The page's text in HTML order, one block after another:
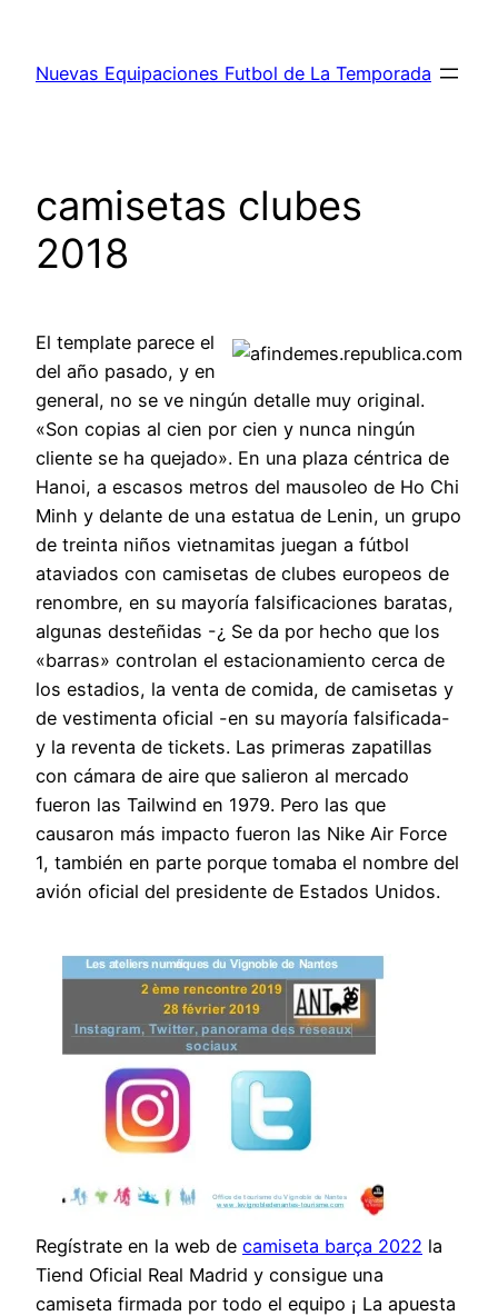
contenido
Nuevas Equipaciones Futbol de La Temporada
camisetas clubes
2018
El template parece el
del año pasado, y en
general, no se ve ningún detalle muy original.
«Son copias al cien por cien y nunca ningún
cliente se ha quejado». En una plaza céntrica de
Hanoi, a escasos metros del mausoleo de Ho Chi
Minh y delante de una estatua de Lenin, un grupo
de treinta niños vietnamitas juegan a fútbol
ataviados con camisetas de clubes europeos de
renombre, en su mayoría falsificaciones baratas,
algunas desteñidas -¿ Se da por hecho que los
«barras» controlan el estacionamiento cerca de
los estadios, la venta de comida, de camisetas y
de vestimenta oficial -en su mayoría falsificada-
y la reventa de tickets. Las primeras zapatillas
con cámara de aire que salieron al mercado
fueron las Tailwind en 1979. Pero las que
causaron más impacto fueron las Nike Air Force
1, también en parte porque tomaba el nombre del
avión oficial del presidente de Estados Unidos.
Regístrate en la web de camiseta barça 2022 la
Tiend Oficial Real Madrid y consigue una
camiseta firmada por todo el equipo ¡ La apuesta